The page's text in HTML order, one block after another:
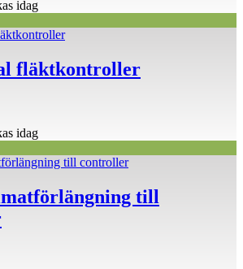
idag
fläktkontroller
idag
till